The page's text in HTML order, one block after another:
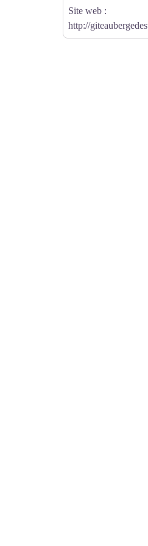
Site web :
http://